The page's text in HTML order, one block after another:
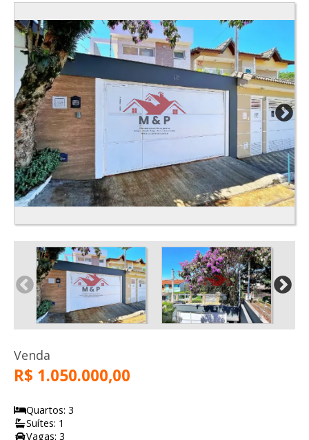
Venda
R$ 1.050.000,00
Quartos: 3
Suítes: 1
Vagas: 3